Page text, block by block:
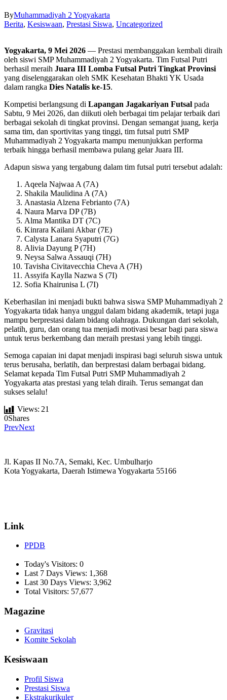
ByMuhammadiyah 2 Yogyakarta
Berita, Kesiswaan, Prestasi Siswa, Uncategorized
Yogyakarta, 9 Mei 2026 — Prestasi membanggakan kembali diraih
oleh siswi SMP Muhammadiyah 2 Yogyakarta. Tim Futsal Putri
berhasil meraih Juara III Lomba Futsal Putri Tingkat Provinsi
yang diselenggarakan oleh SMK Kesehatan Bhakti YK Usada
dalam rangka Dies Natalis ke-15.
Kompetisi berlangsung di Lapangan Jagakariyan Futsal pada
Sabtu, 9 Mei 2026, dan diikuti oleh berbagai tim pelajar terbaik dari
berbagai sekolah di tingkat provinsi. Dengan semangat juang, kerja
sama tim, dan sportivitas yang tinggi, tim futsal putri SMP
Muhammadiyah 2 Yogyakarta mampu menunjukkan performa
terbaik hingga berhasil membawa pulang gelar Juara III.
Adapun siswa yang tergabung dalam tim futsal putri tersebut adalah:
Aqeela Najwaa A (7A)
Shakila Maulidina A (7A)
Anastasia Alzena Febrianto (7A)
Naura Marva DP (7B)
Alma Mantika DT (7C)
Kinrara Kailani Akbar (7E)
Calysta Lanara Syaputri (7G)
Alivia Dayung P (7H)
Neysa Salwa Assauqi (7H)
Tavisha Civitavecchia Cheva A (7H)
Assyifa Kaylla Nazwa S (7I)
Sofia Khairunisa L (7I)
Keberhasilan ini menjadi bukti bahwa siswa SMP Muhammadiyah 2
Yogyakarta tidak hanya unggul dalam bidang akademik, tetapi juga
mampu berprestasi dalam bidang olahraga. Dukungan dari sekolah,
pelatih, guru, dan orang tua menjadi motivasi besar bagi para siswa
untuk terus berkembang dan meraih prestasi yang lebih tinggi.
Semoga capaian ini dapat menjadi inspirasi bagi seluruh siswa untuk
terus berusaha, berlatih, dan berprestasi dalam berbagai bidang.
Selamat kepada Tim Futsal Putri SMP Muhammadiyah 2
Yogyakarta atas prestasi yang telah diraih. Terus semangat dan
sukses selalu!
Views: 21
0Shares
PrevNext
Jl. Kapas II No.7A, Semaki, Kec. Umbulharjo
Kota Yogyakarta, Daerah Istimewa Yogyakarta 55166
Link
PPDB
Today's Visitors: 0
Last 7 Days Views: 1,368
Last 30 Days Views: 3,962
Total Visitors: 57,677
Magazine
Gravitasi
Komite Sekolah
Kesiswaan
Profil Siswa
Prestasi Siswa
Ekstrakurikuler